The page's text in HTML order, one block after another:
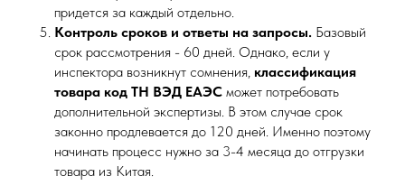
придется за каждый отдельно.
Контроль сроков и ответы на запросы. Базовый
срок рассмотрения - 60 дней. Однако, если у
инспектора возникнут сомнения, классификация
товара код ТН ВЭД ЕАЭС может потребовать
дополнительной экспертизы. В этом случае срок
законно продлевается до 120 дней. Именно поэтому
начинать процесс нужно за 3-4 месяца до отгрузки
товара из Китая.